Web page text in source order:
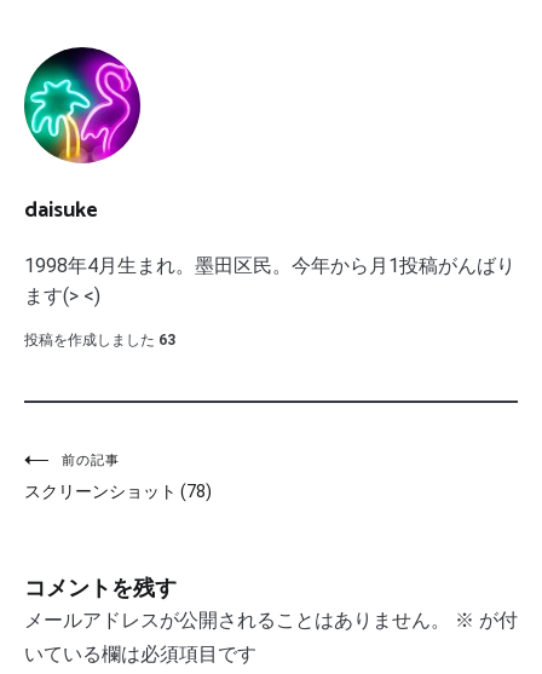
daisuke
1998年4月生まれ。墨田区民。今年から月1投稿がんばり
ます(> <)
投稿を作成しました 63
投
稿
ビ
ゲ
前の記事
スクリーンショット (78)
コメントを残す
メールアドレスが公開されることはありません。 ※ が付
いている欄は必須項目です